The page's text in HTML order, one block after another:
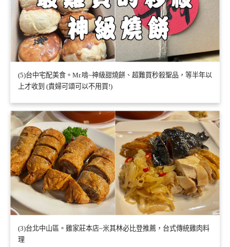
(5)台中宅配美食。Mr.啃~神級甜燒餅、超難買秒殺聖品，等半年以
上才收到 (貴婦可頌可以不用買!)
(3)台北中山區。雞家莊本店~米其林必比登推薦，台式傳統雞肉料
理